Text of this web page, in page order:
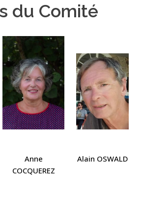
du Comité
Anne
COCQUEREZ
Alain OSWALD